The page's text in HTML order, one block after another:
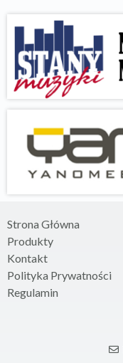
Strona Główna
Produkty
Kontakt
Polityka Prywatności
Regulamin